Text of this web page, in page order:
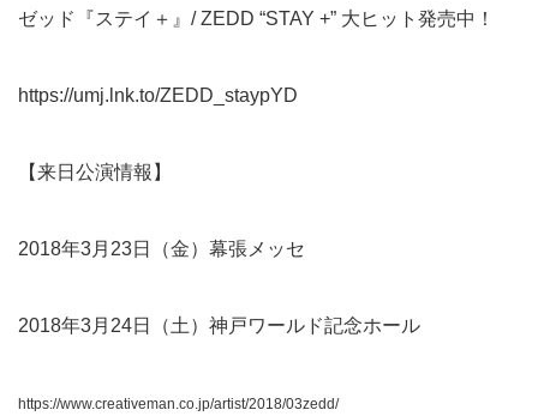
ゼッド『ステイ＋』/ ZEDD “STAY +” 大ヒット発売中！
https://umj.lnk.to/ZEDD_staypYD
【来日公演情報】
2018年3月23日（金）幕張メッセ
2018年3月24日（土）神戸ワールド記念ホール
https://www.creativeman.co.jp/artist/2018/03zedd/